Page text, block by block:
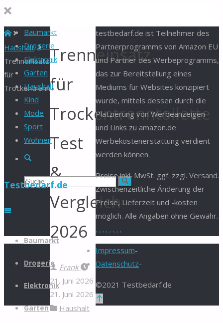
Baumarkt
Drogerie
Elektronik
Garten
Haushalt
Kind
Mode
Sport
Wohnen
Suche
Suchen Suche
Testbedarf.de
Zum
springen
Baumarkt
Drogerie
Elektronik
Garten
Start
Haushalt
Trenneinsatz
für
Trockentrenntoilette
Trenneinsatz
für
Trockentrenntoilette
Test
&
Vergleich
2026
Frank
21. Juni 2026
21. Juni 2026
Haushalt
testbedarf.de ist Teilnehmer des
Partnerprogramms von Amazon EU
und Partner des Werbeprogramms,
das zur Bereitstellung eines
Mediums für Websites konzipiert
wurde, mittels dessen durch die
Platzierung von Werbeanzeigen
und Links zu amazon.de
Werbekostenerstattung verdient
werden können.
Preise inkl. MwSt. ggf. zzgl. Versand.
Zwischenzeitliche Änderung der
Preise, Lieferzeit und -kosten
möglich. Alle Angaben ohne Gewähr.
. . . . . . . .
Impressum-
Datenschutz-
©2021 Testbedarf.de
Zurück